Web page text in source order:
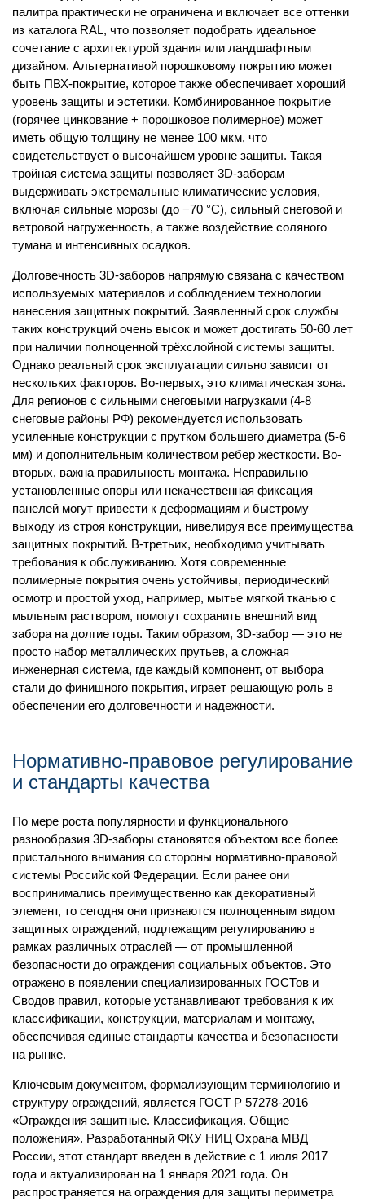
палитра практически не ограничена и включает все оттенки
из каталога RAL, что позволяет подобрать идеальное
сочетание с архитектурой здания или ландшафтным
дизайном. Альтернативой порошковому покрытию может
быть ПВХ-покрытие, которое также обеспечивает хороший
уровень защиты и эстетики. Комбинированное покрытие
(горячее цинкование + порошковое полимерное) может
иметь общую толщину не менее 100 мкм, что
свидетельствует о высочайшем уровне защиты. Такая
тройная система защиты позволяет 3D-заборам
выдерживать экстремальные климатические условия,
включая сильные морозы (до −70 °C), сильный снеговой и
ветровой нагруженность, а также воздействие соляного
тумана и интенсивных осадков.
Долговечность 3D-заборов напрямую связана с качеством
используемых материалов и соблюдением технологии
нанесения защитных покрытий. Заявленный срок службы
таких конструкций очень высок и может достигать 50-60 лет
при наличии полноценной трёхслойной системы защиты.
Однако реальный срок эксплуатации сильно зависит от
нескольких факторов. Во-первых, это климатическая зона.
Для регионов с сильными снеговыми нагрузками (4-8
снеговые районы РФ) рекомендуется использовать
усиленные конструкции с прутком большего диаметра (5-6
мм) и дополнительным количеством ребер жесткости. Во-
вторых, важна правильность монтажа. Неправильно
установленные опоры или некачественная фиксация
панелей могут привести к деформациям и быстрому
выходу из строя конструкции, нивелируя все преимущества
защитных покрытий. В-третьих, необходимо учитывать
требования к обслуживанию. Хотя современные
полимерные покрытия очень устойчивы, периодический
осмотр и простой уход, например, мытье мягкой тканью с
мыльным раствором, помогут сохранить внешний вид
забора на долгие годы. Таким образом, 3D-забор — это не
просто набор металлических прутьев, а сложная
инженерная система, где каждый компонент, от выбора
стали до финишного покрытия, играет решающую роль в
обеспечении его долговечности и надежности.
Нормативно-правовое регулирование
и стандарты качества
По мере роста популярности и функционального
разнообразия 3D-заборы становятся объектом все более
пристального внимания со стороны нормативно-правовой
системы Российской Федерации. Если ранее они
воспринимались преимущественно как декоративный
элемент, то сегодня они признаются полноценным видом
защитных ограждений, подлежащим регулированию в
рамках различных отраслей — от промышленной
безопасности до ограждения социальных объектов. Это
отражено в появлении специализированных ГОСТов и
Сводов правил, которые устанавливают требования к их
классификации, конструкции, материалам и монтажу,
обеспечивая единые стандарты качества и безопасности
на рынке.
Ключевым документом, формализующим терминологию и
структуру ограждений, является ГОСТ Р 57278-2016
«Ограждения защитные. Классификация. Общие
положения». Разработанный ФКУ НИЦ Охрана МВД
России, этот стандарт введен в действие с 1 июля 2017
года и актуализирован на 1 января 2021 года. Он
распространяется на ограждения для защиты периметра